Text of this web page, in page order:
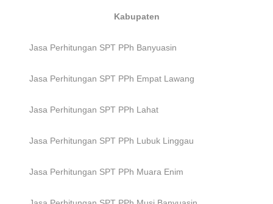
Kabupaten
Jasa Perhitungan SPT PPh Banyuasin
Jasa Perhitungan SPT PPh Empat Lawang
Jasa Perhitungan SPT PPh Lahat
Jasa Perhitungan SPT PPh Lubuk Linggau
Jasa Perhitungan SPT PPh Muara Enim